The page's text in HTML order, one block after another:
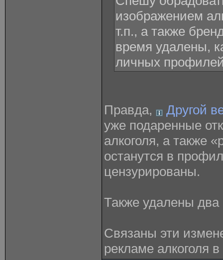
изображением
т.п., а также
время удалены,
личных
Правда,
Другой
уже подаренные
алкоголя, а также
останутся в
цензурированы.
Также удалены
Связаны эти
рекламе алкоголя